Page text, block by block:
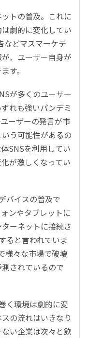
トの普及。これに
劇的に変化してい
などマスマーケテ
、ユーザー自身が
す。
が多くのユーザー
れも強いパンデミ
ーザーの発言が市
う可能性があるの
SNSを利用してい
が激しくなってい
バイスの普及で
ンやタブレットに
ーネットに接続さ
ると言われていま
様々な市場で破壊
されているので
く環境は劇的に変
の流れはいきなり
い企業は次々と飲